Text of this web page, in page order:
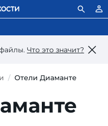
Что это значит?
Отели Диаманте